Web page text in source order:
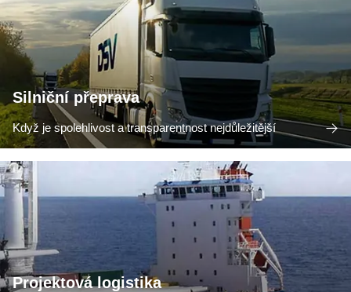
Silniční přeprava
Když je spolehlivost a transparentnost nejdůležitější
Projektová logistika